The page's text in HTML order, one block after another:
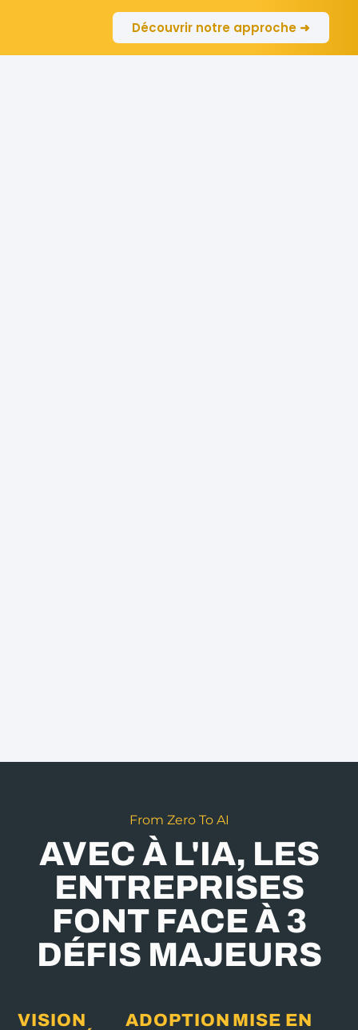
Découvrir notre approche ➜
From Zero To AI
AVEC À L'IA, LES
ENTREPRISES
FONT FACE À 3
DÉFIS MAJEURS
VISION
ADOPTION MISE EN